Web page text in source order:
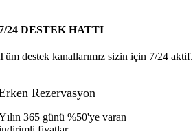
24 DESTEK HATTI
destek kanallarımız sizin için 7/24 aktif.
Rezervasyon
365 günü %50'ye varan